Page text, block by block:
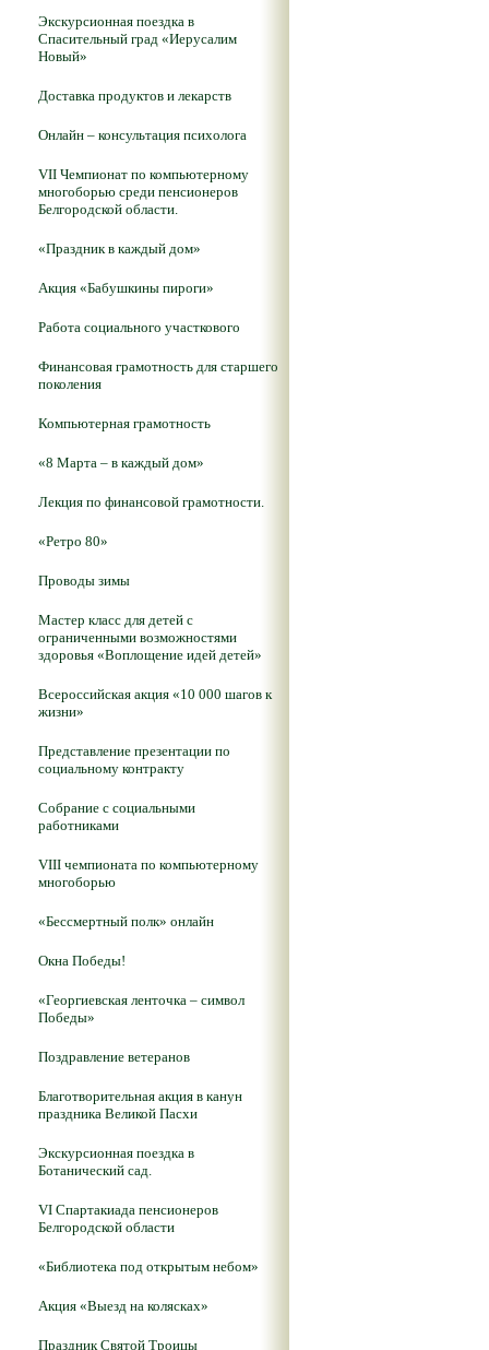
Экскурсионная поездка в
Спасительный град «Иерусалим
Новый»
Доставка продуктов и лекарств
Онлайн – консультация психолога
VII Чемпионат по компьютерному
многоборью среди пенсионеров
Белгородской области.
«Праздник в каждый дом»
Акция «Бабушкины пироги»
Работа социального участкового
Финансовая грамотность для старшего
поколения
Компьютерная грамотность
«8 Марта – в каждый дом»
Лекция по финансовой грамотности.
«Ретро 80»
Проводы зимы
Мастер класс для детей с
ограниченными возможностями
здоровья «Воплощение идей детей»
Всероссийская акция «10 000 шагов к
жизни»
Представление презентации по
социальному контракту
Собрание с социальными
работниками
VIII чемпионата по компьютерному
многоборью
«Бессмертный полк» онлайн
Окна Победы!
«Георгиевская ленточка – символ
Победы»
Поздравление ветеранов
Благотворительная акция в канун
праздника Великой Пасхи
Экскурсионная поездка в
Ботанический сад.
VI Спартакиада пенсионеров
Белгородской области
«Библиотека под открытым небом»
Акция «Выезд на колясках»
Праздник Святой Троицы